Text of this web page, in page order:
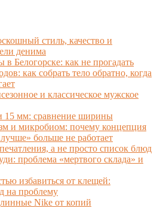
стиль, качество и
денима
Белогорске: как не прогадать
как собрать тело обратно, когда
и классическое мужское
мм: сравнение ширины
и микробиом: почему концепция
больше не работает
а не просто список блюд
проблема «мертвого склада» и
избавиться от клещей:
на проблему
Nike от копий